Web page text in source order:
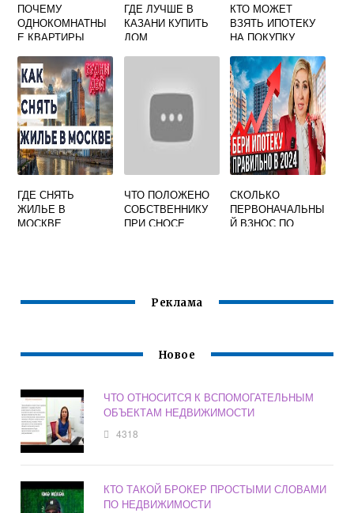
ПОЧЕМУ
ОДНОКОМНАТНЫ
Е КВАРТИРЫ
ДВУХКОМНАТНЫХ
ГДЕ ЛУЧШЕ В
КАЗАНИ КУПИТЬ
ДОМ
КТО МОЖЕТ
ВЗЯТЬ ИПОТЕКУ
НА ПОКУПКУ
ГДЕ СНЯТЬ
ЖИЛЬЕ В
МОСКВЕ
ЧТО ПОЛОЖЕНО
СОБСТВЕННИКУ
ПРИ СНОСЕ
СКОЛЬКО
ПЕРВОНАЧАЛЬНЫ
Й ВЗНОС ПО
Реклама
Новое
ЧТО ОТНОСИТСЯ К ВСПОМОГАТЕЛЬНЫМ
ОБЪЕКТАМ НЕДВИЖИМОСТИ
4318
КТО ТАКОЙ БРОКЕР ПРОСТЫМИ СЛОВАМИ
ПО НЕДВИЖИМОСТИ